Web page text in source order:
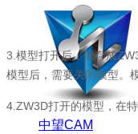
中望CAM
3.模型打开后，保存成
模型后，需要关闭模型。
4.ZW3D打开的模型，在